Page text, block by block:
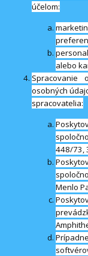
účelom:
alebo
Spracovanie
osobných
spracovatelia:
448/73,
Menlo